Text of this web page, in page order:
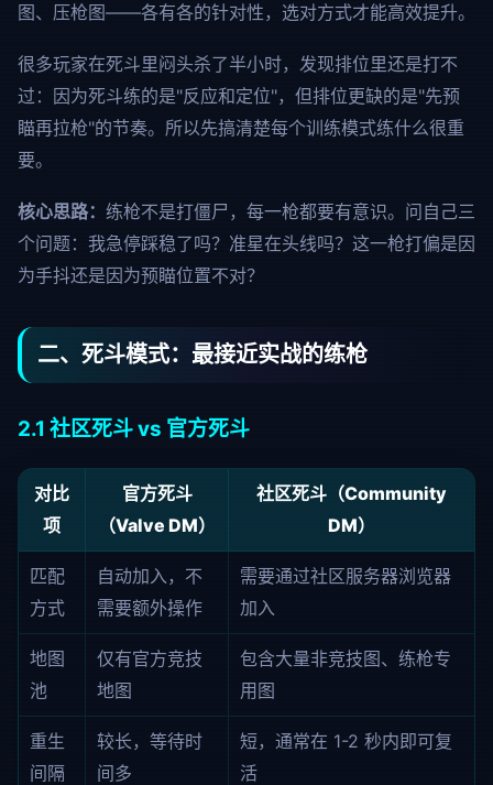
图、压枪图——各有各的针对性，选对方式才能高效提升。
很多玩家在死斗里闷头杀了半小时，发现排位里还是打不
过：因为死斗练的是"反应和定位"，但排位更缺的是"先预
瞄再拉枪"的节奏。所以先搞清楚每个训练模式练什么很重
要。
核心思路： 练枪不是打僵尸，每一枪都要有意识。问自己三
个问题：我急停踩稳了吗？准星在头线吗？这一枪打偏是因
为手抖还是因为预瞄位置不对？
二、死斗模式：最接近实战的练枪
2.1 社区死斗 vs 官方死斗
对比
项
官方死斗
（Valve DM）
社区死斗（Community
DM）
匹配
方式
自动加入，不
需要额外操作
需要通过社区服务器浏览器
加入
地图
池
仅有官方竞技
地图
包含大量非竞技图、练枪专
用图
重生
间隔
较长，等待时
间多
短，通常在 1-2 秒内即可复
活